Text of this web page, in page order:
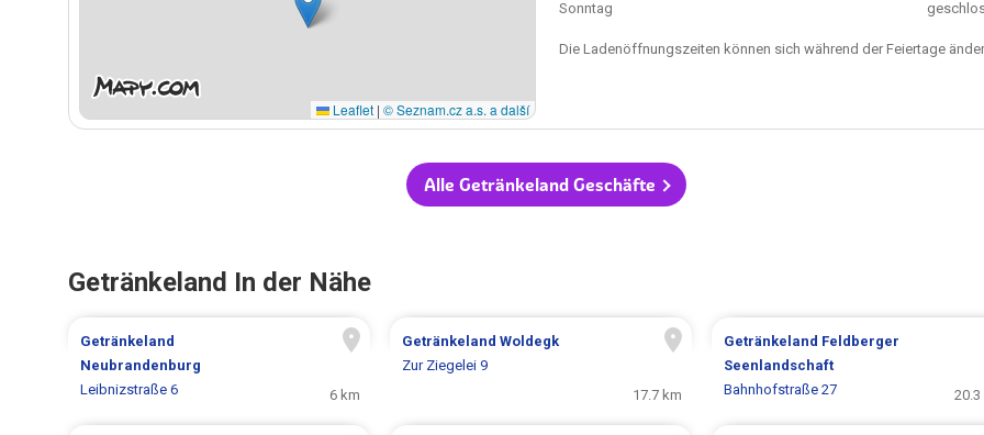
Leaflet | © Seznam.cz a.s. a další
Sonntag
Die Ladenöffnungszeiten können sich während der Feiertage
Alle Getränkeland Geschäfte
Getränkeland In der Nähe
Getränkeland
Neubrandenburg
Leibnizstraße 6
6 km
Getränkeland Woldegk
Zur Ziegelei 9
17.7 km
Getränkeland Feldberger
Seenlandschaft
Bahnhofstraße 27
20.3